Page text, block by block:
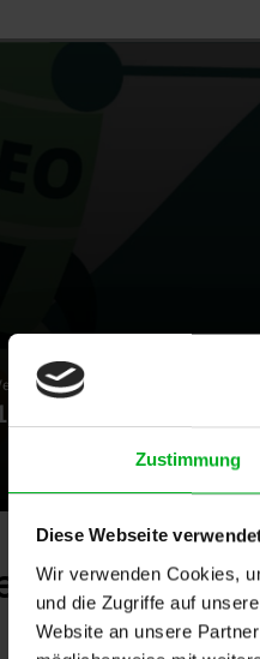
Zustimmung
Diese Webseite
Wir verwenden Cookies,
und die Zugriffe auf
Website an unsere
am
September 2014
News: